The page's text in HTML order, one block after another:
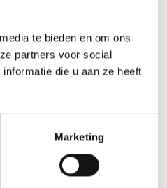
te bieden en om ons
partners voor social
die u aan ze heeft
Marketing